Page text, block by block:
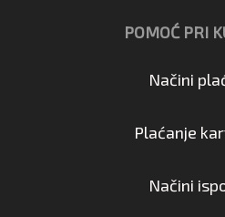
POMOĆ PRI
Načini
Plaćanje
Načini